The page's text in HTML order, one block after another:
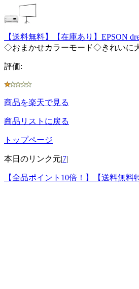
【送料無料】【在庫あり】EPSON
◇おまかせカラーモード◇きれいに
評価:
商品を楽天で見る
商品リストに戻る
トップページ
本日のリンク元|7|
【全品ポイント10倍！】【送料無